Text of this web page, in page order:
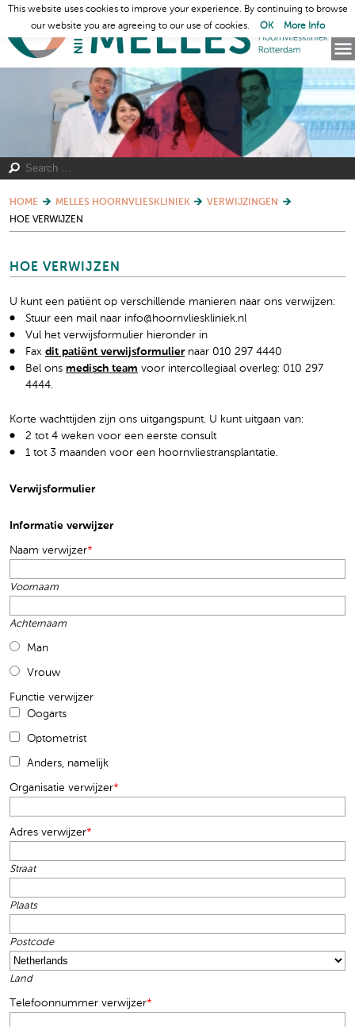
HOME MELLES HOORNVLIESKLINIEK
VERWIJZINGEN
HOE VERWIJZEN
HOE VERWIJZEN
U kunt een patiënt op verschillende manieren naar ons verwijzen:
Stuur een mail naar info@hoornvlieskliniek.nl
Vul het verwijsformulier hieronder in
Fax dit patiënt verwijsformuliernaar 010 297 4440
Bel ons medisch team voor intercollegiaal overleg: 010 297
4444.
Korte wachttijden zijn ons uitgangspunt. U kunt uitgaan van:
2 tot 4 weken voor een eerste consult
1 tot 3 maanden voor een hoornvliestransplantatie.
Verwijsformulier
Informatie verwijzer
Naam verwijzer*
Voornaam
Achternaam
Man
Vrouw
Functie verwijzer
Oogarts
Optometrist
Anders, namelijk
Organisatie verwijzer*
Adres verwijzer*
Straat
Plaats
Postcode
Land
Telefoonnummer verwijzer*
This website uses cookies to improve your experience. By continuing to browse
our website you are agreeing to our use of cookies.
OK More Info